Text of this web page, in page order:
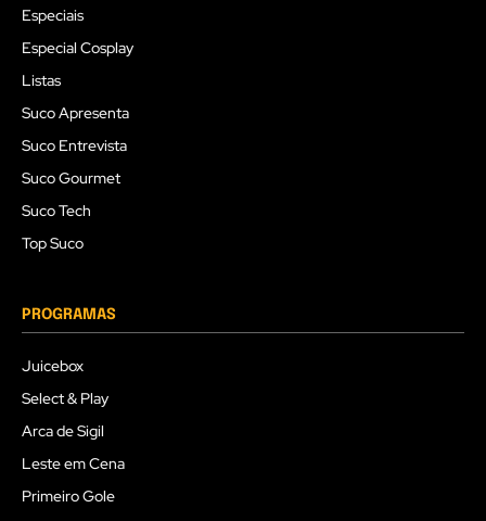
Especiais
Especial Cosplay
Listas
Suco Apresenta
Suco Entrevista
Suco Gourmet
Suco Tech
Top Suco
PROGRAMAS
Juicebox
Select & Play
Arca de Sigil
Leste em Cena
Primeiro Gole